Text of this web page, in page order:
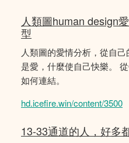
人類圖human design
型
人類圖的愛情分析，從自
是愛，什麼使自己快樂。
如何連結。
hd.icefire.win/content/3500
13-33通道的人，好多